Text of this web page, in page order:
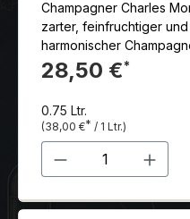
Champagner Charles
zarter, feinfruchtiger
harmonischer
taufrischen Rosen und
28,50 €*
0.75 Ltr.
(38,00 €* / 1 Ltr.)
Produkt